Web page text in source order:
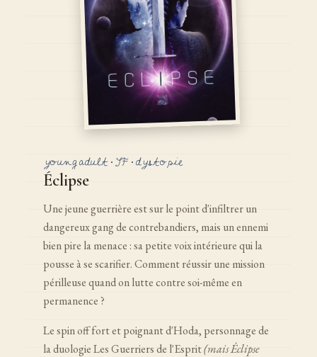
young adult · SF · dystopie
Éclipse
Une jeune guerrière est sur le point d'infiltrer un
dangereux gang de contrebandiers, mais un ennemi
bien pire la menace : sa petite voix intérieure qui la
pousse à se scarifier. Comment réussir une mission
périlleuse quand on lutte contre soi-même en
permanence ?
Le spin off fort et poignant d'Hoda, personnage de
la duologie Les Guerriers de l'Esprit(mais Éclipse